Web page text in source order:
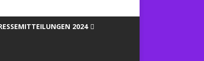
2024